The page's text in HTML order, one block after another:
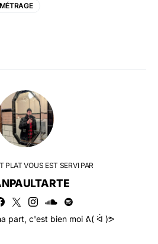
PLAT VOUS EST SERVI PAR
part, c'est bien moi ᕕ( ᐛ )ᕗ